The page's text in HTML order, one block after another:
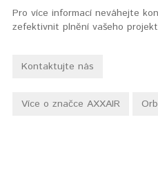
Pro více informací neváhejte
zefektivnit plnění vašeho
Kontaktujte nás
Více o značce AXXAIR